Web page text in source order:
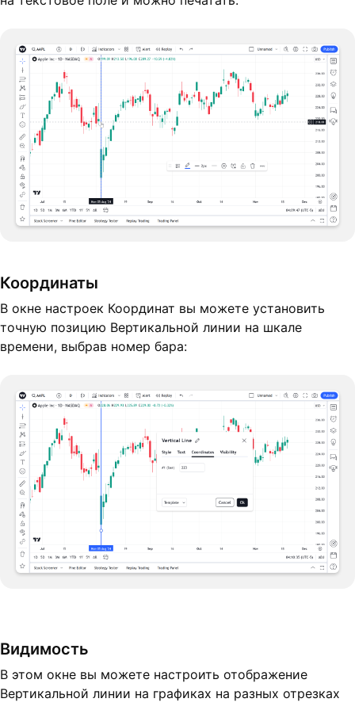
Координаты
В окне настроек Координат вы можете установить
точную позицию Вертикальной линии на шкале
времени, выбрав номер бара:
Видимость
В этом окне вы можете настроить отображение
Вертикальной линии на графиках на разных отрезках